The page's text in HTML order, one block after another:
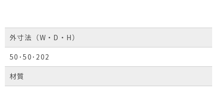
外寸法（W・D・H）
50･50･202
材質